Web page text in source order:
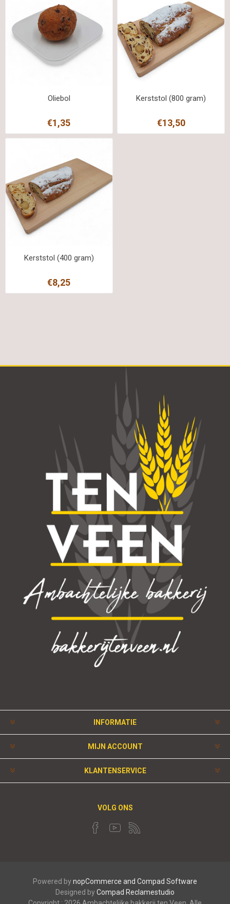
Oliebol
€1,35
Kerststol (800 gram)
€13,50
Kerststol (400 gram)
€8,25
INFORMATIE
MIJN ACCOUNT
KLANTENSERVICE
VOLG ONS
Powered bynopCommerce and Compad Software
Designed byCompad Reclamestudio